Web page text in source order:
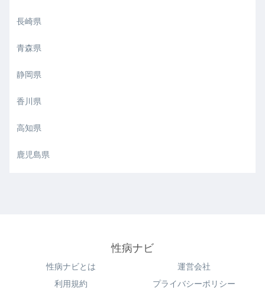
長崎県
青森県
静岡県
香川県
高知県
鹿児島県
性病ナビ
性病ナビとは
運営会社
利用規約
プライバシーポリシー